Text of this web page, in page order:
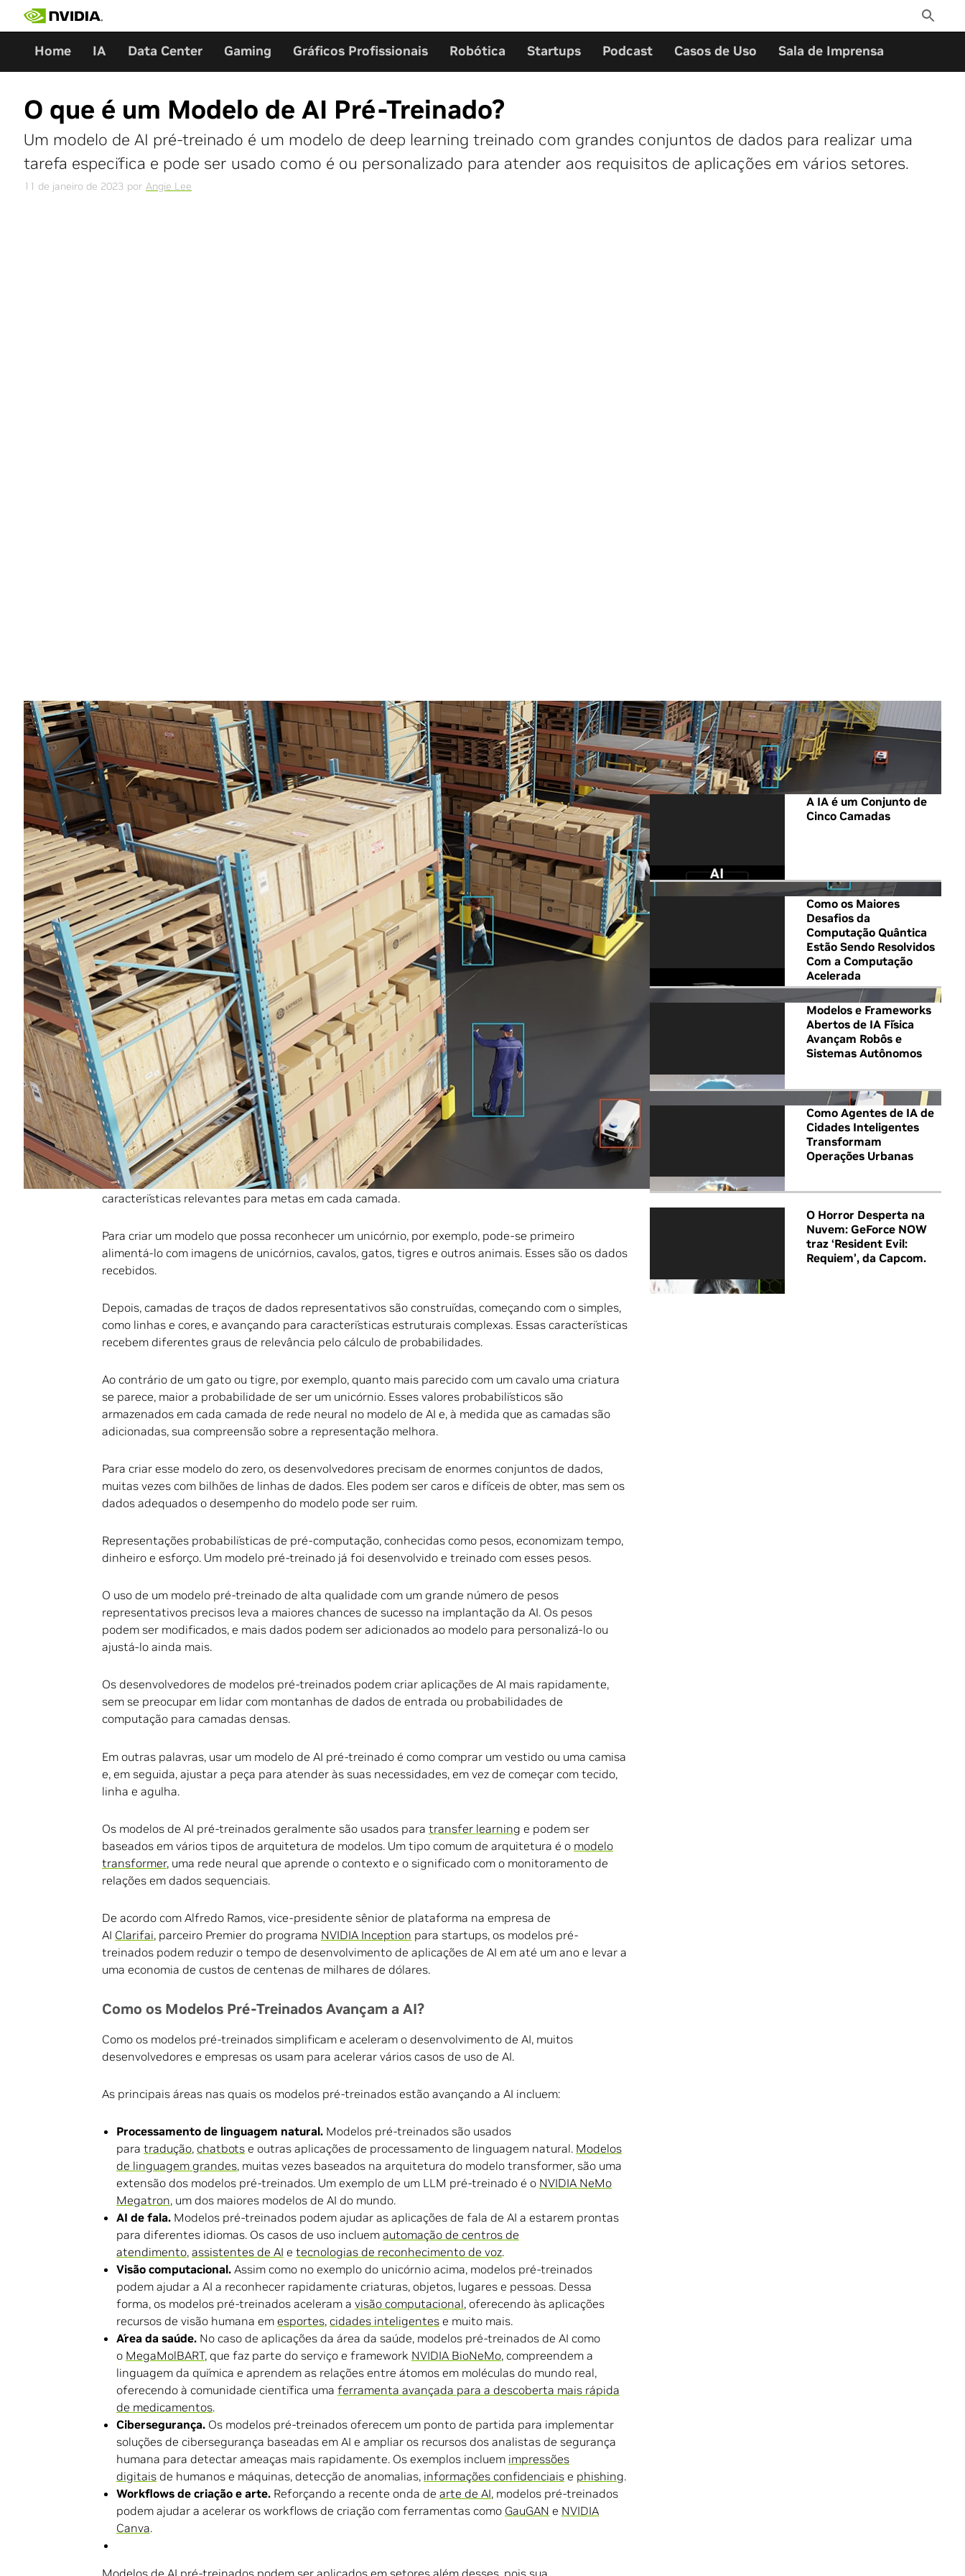
Toggle
Search
Home IA Data Center Gaming Gráficos Profissionais Robótica Startups Podcast Casos de Uso Sala de Imprensa
O que é um Modelo de AI Pré-Treinado?
Um modelo de AI pré-treinado é um modelo de deep learning treinado com grandes conjuntos de dados para realizar uma
tarefa específica e pode ser usado como é ou personalizado para atender aos requisitos de aplicações em vários setores.
11 de janeiro de 2023 por Angie Lee
Compartilhe
Imagine tentar ensinar a uma criança o que é um unicórnio. Um bom lugar para começar pode ser
mostrando para a criança imagens da criatura e descrevendo suas características únicas.
Agora, imagine tentar ensinar a uma máquina artificialmente inteligente o que é um unicórnio. Por
onde você começaria?
Modelos de AI pré-treinados oferecem uma solução.
Um modelo de AI pré-treinado é um modelo de deep learning, uma expressão de um algoritmo
neural similar ao cérebro que encontra padrões ou faz previsões baseadas em dados, treinado
com grandes conjuntos de dados para realizar uma tarefa específica. Ele pode ser usado como foi
criado ou pode ser ajustado para atender às necessidades específicas de uma aplicação.
Por que os Modelos de AI Pré-Treinados são Usados?
Em vez de criar um modelo de AI do zero, os desenvolvedores podem usar modelos pré-treinados e
personalizá-los para atender às suas exigências.
Para criar uma aplicação de AI, os desenvolvedores precisam primeiro de um modelo de AI que
possa realizar uma tarefa específica, seja identificar um cavalo mítico, detectar um risco de
segurança para um veículo autônomo ou diagnosticar um câncer com diagnóstico por imagens.
Esse modelo precisa de muitos dados representativos para aprender.
Esse processo de aprendizado envolve analisar várias camadas de dados recebidos e enfatizar
características relevantes para metas em cada camada.
Para criar um modelo que possa reconhecer um unicórnio, por exemplo, pode-se primeiro
alimentá-lo com imagens de unicórnios, cavalos, gatos, tigres e outros animais. Esses são os dados
recebidos.
Depois, camadas de traços de dados representativos são construídas, começando com o simples,
como linhas e cores, e avançando para características estruturais complexas. Essas características
recebem diferentes graus de relevância pelo cálculo de probabilidades.
Ao contrário de um gato ou tigre, por exemplo, quanto mais parecido com um cavalo uma criatura
se parece, maior a probabilidade de ser um unicórnio. Esses valores probabilísticos são
armazenados em cada camada de rede neural no modelo de AI e, à medida que as camadas são
adicionadas, sua compreensão sobre a representação melhora.
Para criar esse modelo do zero, os desenvolvedores precisam de enormes conjuntos de dados,
muitas vezes com bilhões de linhas de dados. Eles podem ser caros e difíceis de obter, mas sem os
dados adequados o desempenho do modelo pode ser ruim.
Representações probabilísticas de pré-computação, conhecidas como pesos, economizam tempo,
dinheiro e esforço. Um modelo pré-treinado já foi desenvolvido e treinado com esses pesos.
O uso de um modelo pré-treinado de alta qualidade com um grande número de pesos
representativos precisos leva a maiores chances de sucesso na implantação da AI. Os pesos
podem ser modificados, e mais dados podem ser adicionados ao modelo para personalizá-lo ou
ajustá-lo ainda mais.
Os desenvolvedores de modelos pré-treinados podem criar aplicações de AI mais rapidamente,
sem se preocupar em lidar com montanhas de dados de entrada ou probabilidades de
computação para camadas densas.
Em outras palavras, usar um modelo de AI pré-treinado é como comprar um vestido ou uma camisa
e, em seguida, ajustar a peça para atender às suas necessidades, em vez de começar com tecido,
linha e agulha.
Os modelos de AI pré-treinados geralmente são usados para transfer learning e podem ser
baseados em vários tipos de arquitetura de modelos. Um tipo comum de arquitetura é o modelo
transformer, uma rede neural que aprende o contexto e o significado com o monitoramento de
relações em dados sequenciais.
De acordo com Alfredo Ramos, vice-presidente sênior de plataforma na empresa de
AI Clarifai, parceiro Premier do programa NVIDIA Inception para startups, os modelos pré-
treinados podem reduzir o tempo de desenvolvimento de aplicações de AI em até um ano e levar a
uma economia de custos de centenas de milhares de dólares.
Como os Modelos Pré-Treinados Avançam a AI?
Como os modelos pré-treinados simplificam e aceleram o desenvolvimento de AI, muitos
desenvolvedores e empresas os usam para acelerar vários casos de uso de AI.
As principais áreas nas quais os modelos pré-treinados estão avançando a AI incluem:
Processamento de linguagem natural. Modelos pré-treinados são usados
para tradução, chatbots e outras aplicações de processamento de linguagem natural. Modelos
de linguagem grandes, muitas vezes baseados na arquitetura do modelo transformer, são uma
extensão dos modelos pré-treinados. Um exemplo de um LLM pré-treinado é o NVIDIA NeMo
Megatron, um dos maiores modelos de AI do mundo.
AI de fala. Modelos pré-treinados podem ajudar as aplicações de fala de AI a estarem prontas
para diferentes idiomas. Os casos de uso incluem automação de centros de
atendimento, assistentes de AI e tecnologias de reconhecimento de voz.
Visão computacional. Assim como no exemplo do unicórnio acima, modelos pré-treinados
podem ajudar a AI a reconhecer rapidamente criaturas, objetos, lugares e pessoas. Dessa
forma, os modelos pré-treinados aceleram a visão computacional, oferecendo às aplicações
recursos de visão humana em esportes, cidades inteligentes e muito mais.
Área da saúde. No caso de aplicações da área da saúde, modelos pré-treinados de AI como
o MegaMolBART, que faz parte do serviço e framework NVIDIA BioNeMo, compreendem a
linguagem da química e aprendem as relações entre átomos em moléculas do mundo real,
oferecendo à comunidade científica uma ferramenta avançada para a descoberta mais rápida
de medicamentos.
Cibersegurança. Os modelos pré-treinados oferecem um ponto de partida para implementar
soluções de cibersegurança baseadas em AI e ampliar os recursos dos analistas de segurança
humana para detectar ameaças mais rapidamente. Os exemplos incluem impressões
digitais de humanos e máquinas, detecção de anomalias, informações confidenciais e phishing.
Workflows de criação e arte. Reforçando a recente onda de arte de AI, modelos pré-treinados
podem ajudar a acelerar os workflows de criação com ferramentas como GauGAN e NVIDIA
Canva.
All NVIDIA News
A IA é um Conjunto de
Cinco Camadas
Como os Maiores
Desafios da
Computação Quântica
Estão Sendo Resolvidos
Com a Computação
Acelerada
Modelos e Frameworks
Abertos de IA Física
Avançam Robôs e
Sistemas Autônomos
Como Agentes de IA de
Cidades Inteligentes
Transformam
Operações Urbanas
O Horror Desperta na
Nuvem: GeForce NOW
traz ‘Resident Evil:
Requiem’, da Capcom.